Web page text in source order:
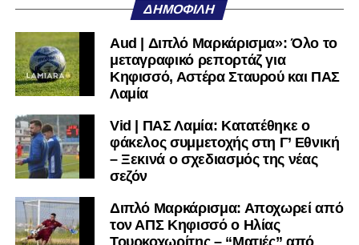
Τετάρτη-Πέμπτη 3-4/1
Λαμία-Ολυμπιακός 1-0
ΑΕΚ-Βόλος 3-0
ΠΑΟΚ-ΟΦΗ 4-0
Παναθηναϊκός-ΠΑΣ Γιάννινα 2-0
Τετάρτη 28/2
Ατρόμητος-Λαμία 3-1
Παναιτωλικός-Ολυμπιακός 1-2
ΑΕΚ-ΠΑΣ Γιάννινα 4-2
Πανσερραϊκός-ΠΑΟΚ 0-2
Παναθηναϊκός-Αρης 2-0
ΔΗΜΟΦΙΛΉ
Aud | Διπλό Μαρκάρισμα»: Όλο το
μεταγραφικό ρεπορτάζ για
Κηφισσό, Αστέρα Σταυρού και ΠΑΣ
Λαμία
Vid | ΠΑΣ Λαμία: Κατατέθηκε ο
φάκελος συμμετοχής στη Γ’ Εθνική
– Ξεκινά ο σχεδιασμός της νέας
σεζόν
Διπλό Μαρκάρισμα: Αποχωρεί από
τον ΑΠΣ Κηφισσό ο Ηλίας
Τουρκοχωρίτης – “Ματιές” από